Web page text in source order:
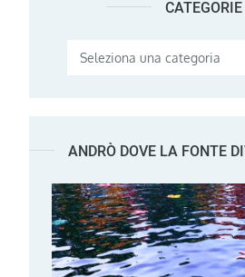
CATEGORIE
Categorie
ANDRÒ DOVE LA FONTE